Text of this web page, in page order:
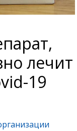
лечит
19